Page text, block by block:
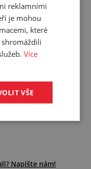
Napište nám!
reklamními
je mohou
které
Více
VŠE